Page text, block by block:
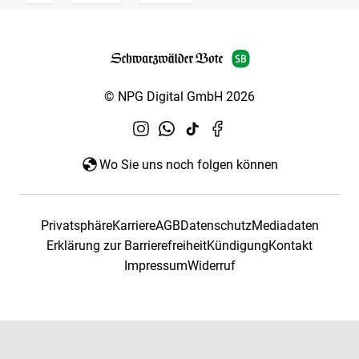
© NPG Digital GmbH 2026
Wo Sie uns noch folgen können
PrivatsphäreKarriereAGBDatenschutzMediadaten
Erklärung zur BarrierefreiheitKündigungKontakt
ImpressumWiderruf